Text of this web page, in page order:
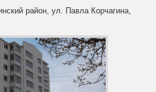
район, ул. Павла Корчагина,